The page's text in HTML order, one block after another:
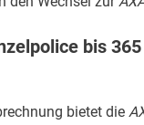
bis 365
bietet die